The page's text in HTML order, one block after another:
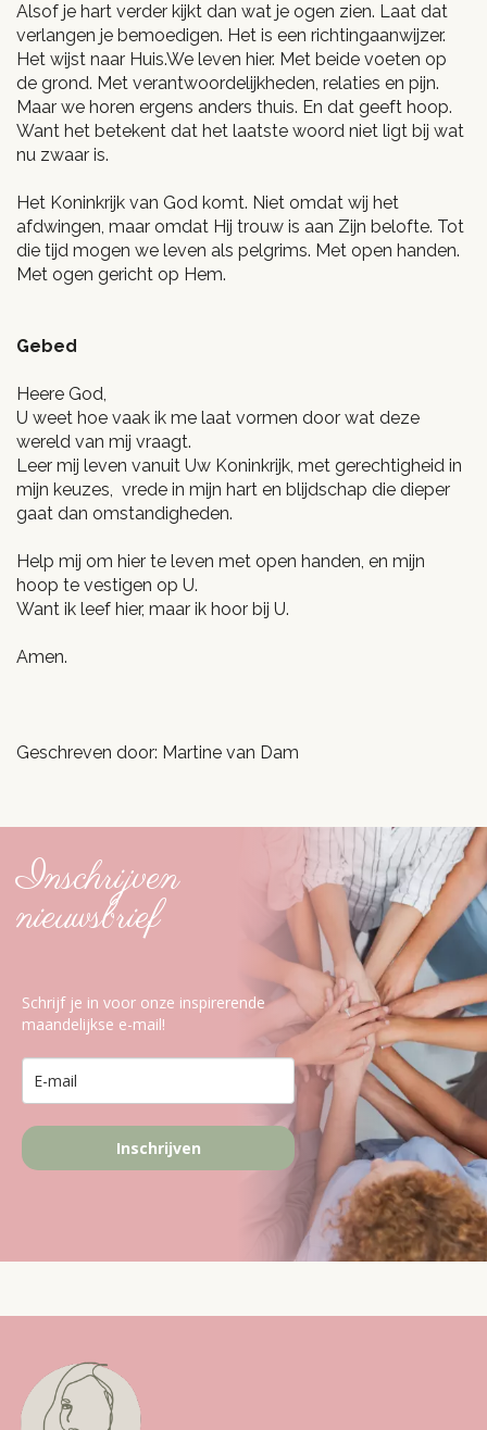
Alsof je hart verder kijkt dan wat je ogen zien. Laat dat
verlangen je bemoedigen. Het is een richtingaanwijzer.
Het wijst naar Huis.We leven hier. Met beide voeten op
de grond. Met verantwoordelijkheden, relaties en pijn.
Maar we horen ergens anders thuis. En dat geeft hoop.
Want het betekent dat het laatste woord niet ligt bij wat
nu zwaar is.
Het Koninkrijk van God komt. Niet omdat wij het
afdwingen, maar omdat Hij trouw is aan Zijn belofte. Tot
die tijd mogen we leven als pelgrims. Met open handen.
Met ogen gericht op Hem.
Gebed
Heere God,
U weet hoe vaak ik me laat vormen door wat deze
wereld van mij vraagt.
Leer mij leven vanuit Uw Koninkrijk, met gerechtigheid in
mijn keuzes, vrede in mijn hart en blijdschap die dieper
gaat dan omstandigheden.
Help mij om hier te leven met open handen, en mijn
hoop te vestigen op U.
Want ik leef hier, maar ik hoor bij U.
Amen.
Geschreven door: Martine van Dam
Inschrijven
nieuwsbrief
Schrijf je in voor onze inspirerende
maandelijkse e-mail!
Inschrijven